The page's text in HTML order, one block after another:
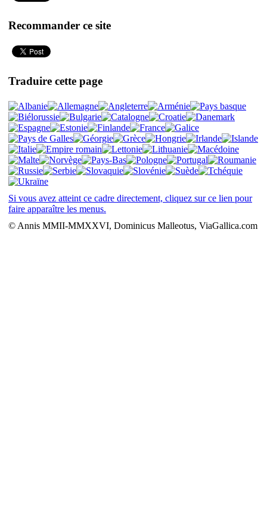
Recommander ce site
Traduire cette page
Si vous avez atteint ce cadre directement, cliquez sur ce lien pour
faire apparaître les menus.
© Annis MMII-MMXXVI, Dominicus Malleotus, ViaGallica.com